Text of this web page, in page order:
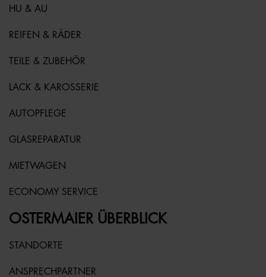
HU & AU
REIFEN & RÄDER
TEILE & ZUBEHÖR
LACK & KAROSSERIE
AUTOPFLEGE
GLASREPARATUR
MIETWAGEN
ECONOMY SERVICE
OSTERMAIER ÜBERBLICK
STANDORTE
ANSPRECHPARTNER